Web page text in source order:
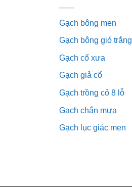
Gạch bông men
Gạch bông gió trắng
Gạch cổ xưa
Gạch giả cổ
Gạch trồng cỏ 8 lỗ
Gạch chắn mưa
Gạch lục giác men